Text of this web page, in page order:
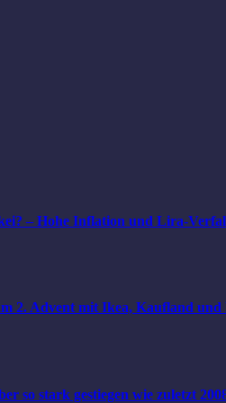
– Hohe Inflation und Lira-
2. Advent mit Ikea, Kaufland und
so stark gestiegen wie zuletzt